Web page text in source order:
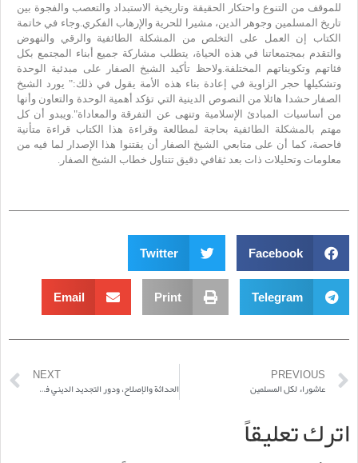
للموقف من التنوع واحتكار الحقيقة وتاريخية الاستبداد والتعصب والفجوة بين
تاريخ المسلمين وجوهر الدين، مشيرا للحرية والإرهاب الفكري. وجاء في خاتمة
الكتاب إن العمل على التخلص من المشكلة الطائفية والرقي والنهوض
والتقدم بمجتمعاتنا في هذه الحياة، يتطلب مشاركة جميع أبناء المجتمع بكل
فئاتهم وتكويناتهم المختلفة. ولاحظ تأكيد الشيخ الصفار على مبدئية الوحدة
وتشكيلها حجر الزاوية في إعادة بناء هذه الأمة يقول في ذلك:" يورد الشيخ
الصفار حشدا هائلا من النصوص الدينية التي تؤكد أهمية الوحدة والتعاون وأنها
من أساسيات المبادئ الإسلامية وتنهى عن التفرقة والمعاداة". ويبدو أن كل
مهتم بالمشكلة الطائفية بحاجة لمطالعة وقراءة هذا الكتاب قراءة متأنية
فاحصة، كما أن على متابعي الشيخ الصفار أن يقتنوا هذا الإصدار لما فيه من
معلومات وتحليلات ذات بعد ثقافي دقيق تتناول خطاب الشيخ الصفار.
Facebook
Twitter
Telegram
Print
Email
PREVIOUS
عاشوراء لكل المسلمين
NEXT
الحداثة والإصلاح، ودور التجديد الديني في زمن (الربيع العربي)- حوار مع الشيخ حيدر حب الله
اترك تعليقاً